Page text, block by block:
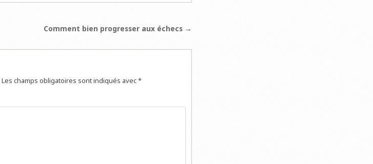
Comment bien progresser aux échecs →
Les champs obligatoires sont indiqués avec*